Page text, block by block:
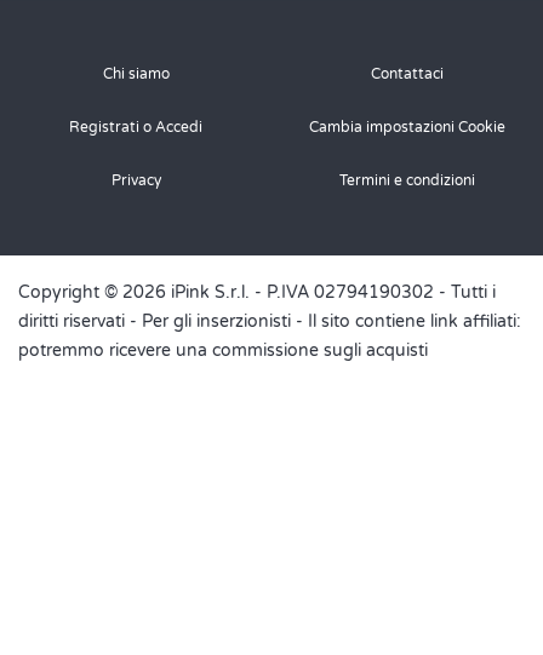
Chi siamo Contattaci
Registrati o Accedi Cambia impostazioni Cookie
Privacy Termini e condizioni
Copyright © 2026 iPink S.r.l. - P.IVA 02794190302 - Tutti i
diritti riservati - Per gli inserzionisti - Il sito contiene link affiliati:
potremmo ricevere una commissione sugli acquisti